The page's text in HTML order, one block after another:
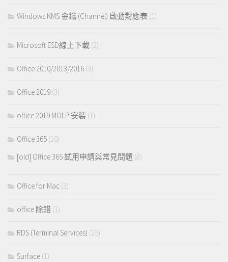
Windows KMS 金鑰 (Channel) 啟動對應表 (1)
Microsoft ESD線上下載 (2)
Office 2010/2013/2016 (3)
Office 2019 (3)
office 2019 MOLP 安裝 (1)
Office 365 (10)
[old] Office 365 試用申請與常見問題 (8)
Office for Mac (3)
office 除錯 (1)
RDS (Terminal Services) (25)
Surface (1)